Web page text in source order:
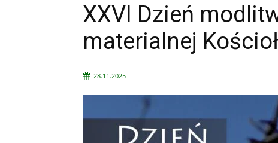
XXVI Dzień
materialnej
28.11.2025